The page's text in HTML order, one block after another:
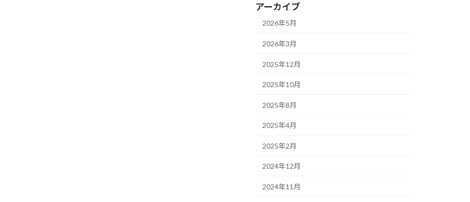
アーカイブ
2026年5月
2026年3月
2025年12月
2025年10月
2025年8月
2025年4月
2025年2月
2024年12月
2024年11月